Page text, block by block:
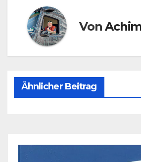
Von
Ähnlicher Beitrag